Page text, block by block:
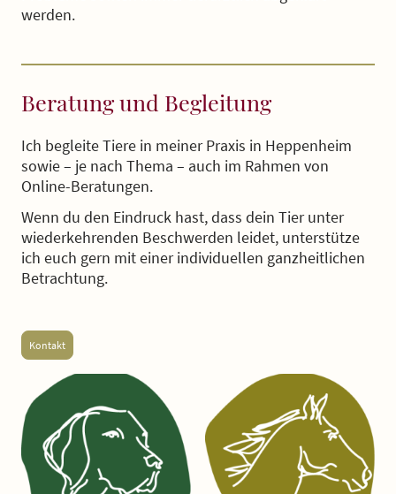
werden.
Beratung und Begleitung
Ich begleite Tiere in meiner Praxis in Heppenheim
sowie – je nach Thema – auch im Rahmen von
Online-Beratungen.
Wenn du den Eindruck hast, dass dein Tier unter
wiederkehrenden Beschwerden leidet, unterstütze
ich euch gern mit einer individuellen ganzheitlichen
Betrachtung.
Kontakt